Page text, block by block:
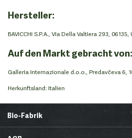
Hersteller:
BAVICCHI S.P.A., Via Della Valtiera 293,
Auf den Markt gebracht von:
Galleria Internazionale d.o.o., Predavčeva 6,
Herkunftsland: Italien
Bio-Fabrik